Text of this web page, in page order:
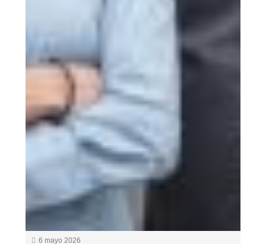
6 mayo 2026